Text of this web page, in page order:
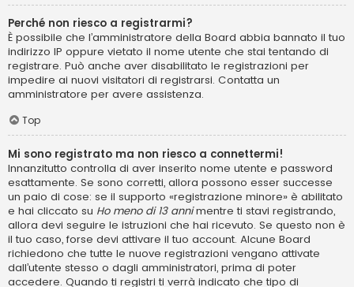
Perché non riesco a registrarmi?
È possibile che l’amministratore della Board abbia bannato il tuo
indirizzo IP oppure vietato il nome utente che stai tentando di
registrare. Può anche aver disabilitato le registrazioni per
impedire ai nuovi visitatori di registrarsi. Contatta un
amministratore per avere assistenza.
Top
Mi sono registrato ma non riesco a connettermi!
Innanzitutto controlla di aver inserito nome utente e password
esattamente. Se sono corretti, allora possono esser successe
un paio di cose: se il supporto «registrazione minore» è abilitato
e hai cliccato su Ho meno di 13 annimentre ti stavi registrando,
allora devi seguire le istruzioni che hai ricevuto. Se questo non è
il tuo caso, forse devi attivare il tuo account. Alcune Board
richiedono che tutte le nuove registrazioni vengano attivate
dall’utente stesso o dagli amministratori, prima di poter
accedere. Quando ti registri ti verrà indicato che tipo di